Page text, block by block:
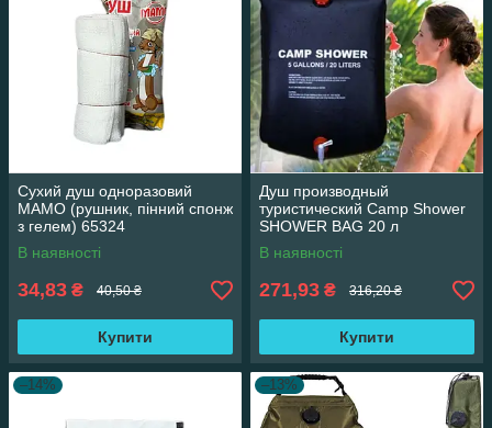
Сухий душ одноразовий
МАМО (рушник, пінний спонж
з гелем) 65324
В наявності
34,83 ₴ 40,50 ₴
Купити
Душ производный
туристический Camp Shower
SHOWER BAG 20 л
В наявності
271,93 ₴ 316,20 ₴
Купити
–14% –13%